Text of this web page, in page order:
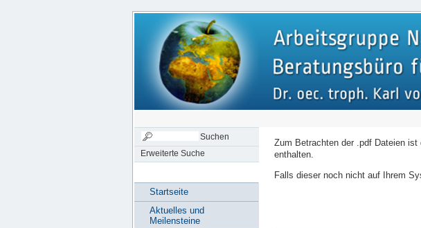
Zum Betrachten der .pdf Dateien
enthalten.
Falls dieser noch nicht auf Ihrem
Erweiterte Suche
Startseite
Aktuelles und
Meilensteine